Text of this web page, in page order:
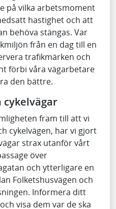
på vilka arbetsmoment
hastighet och att
behöva stängas. Var
från en dag till en
trafikmärken och
förbi våra vägarbetare
den bättre.
cykelvägar
fram till att vi
cykelvägen, har vi gjort
strax utanför vårt
över
och ytterligare en
Folketshusvägen och
Informera ditt
visa dem var de ska